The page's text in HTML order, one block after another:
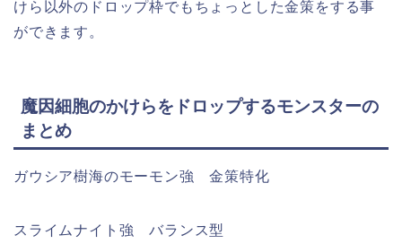
けら以外のドロップ枠でもちょっとした金策をする事
ができます。
魔因細胞のかけらをドロップするモンスターの
まとめ
ガウシア樹海のモーモン強 金策特化
スライムナイト強 バランス型